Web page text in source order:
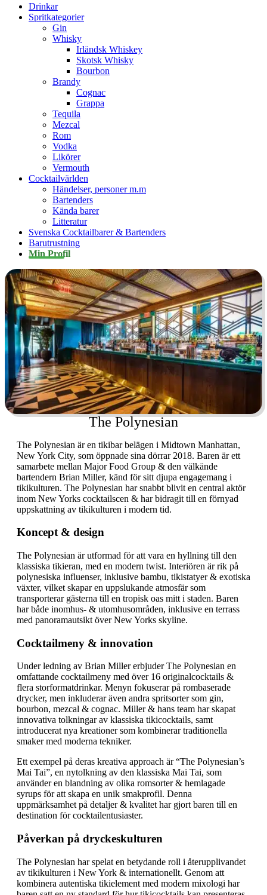
Drinkar
Spritkategorier
Gin
Whisky
Irländsk Whiskey
Skotsk Whisky
Bourbon
Brandy
Cognac
Grappa
Tequila
Mezcal
Rom
Vodka
Likörer
Vermouth
Cocktailvärlden
Händelser, personer m.m
Bartenders
Kända barer
Litteratur
Svenska Cocktailbarer & Bartenders
Barutrustning
Min Profil
The Polynesian
The Polynesian är en tikibar belägen i Midtown Manhattan,
New York City, som öppnade sina dörrar 2018. Baren är ett
samarbete mellan Major Food Group & den välkände
bartendern Brian Miller, känd för sitt djupa engagemang i
tikikulturen. The Polynesian har snabbt blivit en central aktör
inom New Yorks cocktailscen & har bidragit till en förnyad
uppskattning av tikikulturen i modern tid.
Koncept & design
The Polynesian är utformad för att vara en hyllning till den
klassiska tikieran, med en modern twist. Interiören är rik på
polynesiska influenser, inklusive bambu, tikistatyer & exotiska
växter, vilket skapar en uppslukande atmosfär som
transporterar gästerna till en tropisk oas mitt i staden. Baren
har både inomhus- & utomhusområden, inklusive en terrass
med panoramautsikt över New Yorks skyline.
Cocktailmeny & innovation
Under ledning av Brian Miller erbjuder The Polynesian en
omfattande cocktailmeny med över 16 originalcocktails &
flera storformatdrinkar. Menyn fokuserar på rombaserade
drycker, men inkluderar även andra spritsorter som gin,
bourbon, mezcal & cognac. Miller & hans team har skapat
innovativa tolkningar av klassiska tikicocktails, samt
introducerat nya kreationer som kombinerar traditionella
smaker med moderna tekniker.
Ett exempel på deras kreativa approach är “The Polynesian’s
Mai Tai”, en nytolkning av den klassiska Mai Tai, som
använder en blandning av olika romsorter & hemlagade
syrups för att skapa en unik smakprofil. Denna
uppmärksamhet på detaljer & kvalitet har gjort baren till en
destination för cocktailentusiaster.
Påverkan på dryckeskulturen
The Polynesian har spelat en betydande roll i återupplivandet
av tikikulturen i New York & internationellt. Genom att
kombinera autentiska tikielement med modern mixologi har